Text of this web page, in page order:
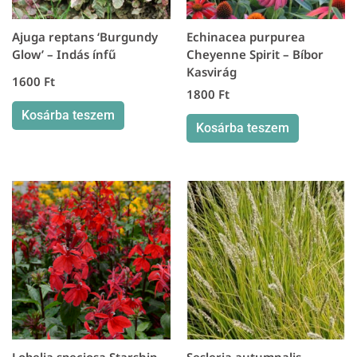
Ajuga reptans ‘Burgundy
Glow’ – Indás ínfű
1600 Ft
Kosárba teszem
Echinacea purpurea
Cheyenne Spirit – Bíbor
Kasvirág
1800 Ft
Kosárba teszem